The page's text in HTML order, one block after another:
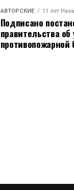
АВТОРСКИЕ 11 лет
Подписано
правительства
противопожарной